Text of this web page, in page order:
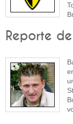
Reporte